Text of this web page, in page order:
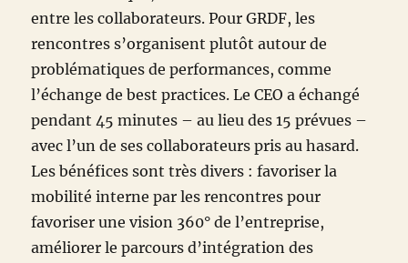
entre les collaborateurs. Pour GRDF, les
rencontres s’organisent plutôt autour de
problématiques de performances, comme
l’échange de best practices. Le CEO a échangé
pendant 45 minutes – au lieu des 15 prévues –
avec l’un de ses collaborateurs pris au hasard.
Les bénéfices sont très divers : favoriser la
mobilité interne par les rencontres pour
favoriser une vision 360° de l’entreprise,
améliorer le parcours d’intégration des